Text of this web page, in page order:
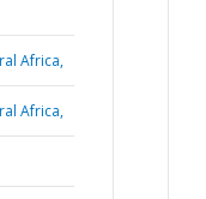
Africa,
Africa,